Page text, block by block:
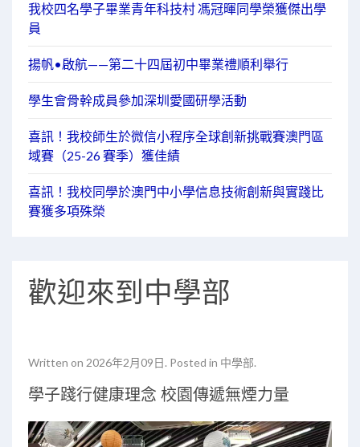
我校四名學子畢業青年科技村 馮冠暉同學榮獲傑出學
員
揚帆•啟航——第二十四屆初中畢業禮順利舉行
學生會骨幹成員參加深圳愛國研學活動
喜訊！我校師生於微信小程序全球創新挑戰賽澳門區
域賽（25-26 賽季）獲佳績
喜訊！我校同學於澳門中小學信息技術創新與實踐比
賽獲多項殊榮
歡迎來到中學部
Written on 2026年2月09日. Posted in 中學部.
學子踐行健康理念 校園傳遞無煙力量